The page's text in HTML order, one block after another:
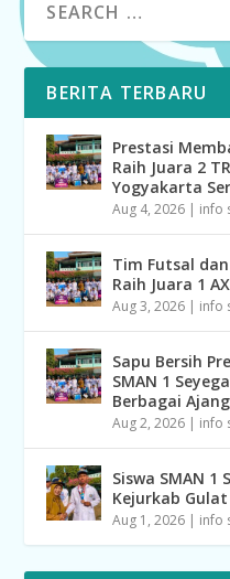
BERITA TERBARU
Prestasi
Raih Juara 2
Yogyakarta
Aug 4, 2026 | info
Tim Futsal
Raih Juara 1
Aug 3, 2026 | info
Sapu Bersih
SMAN 1
Berbagai
Aug 2, 2026 | info
Siswa SMAN 1
Kejurkab Gulat
Aug 1, 2026 | info